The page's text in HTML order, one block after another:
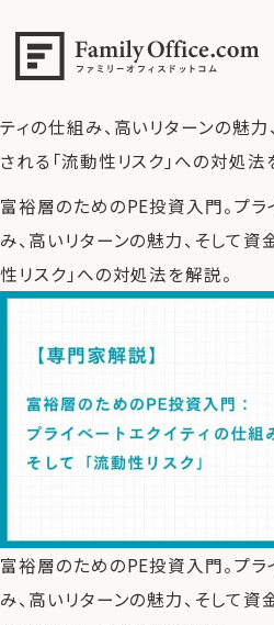
初めての方へ
ご利用の流れ・プラン
事例紹介
エキスパート一覧
コラム
利用者の声
無料ご相談
運営会社
ファミリーオフィスとは
資入門：プライベートエクイティの
ティの仕組み、高いリターンの魅
される「流動性リスク」への対処法
富裕層のためのPE投資入門。プラ
み、高いリターンの魅力、そして
性リスク」への対処法を解説。
富裕層のためのPE投資入門。プラ
み、高いリターンの魅力、そして